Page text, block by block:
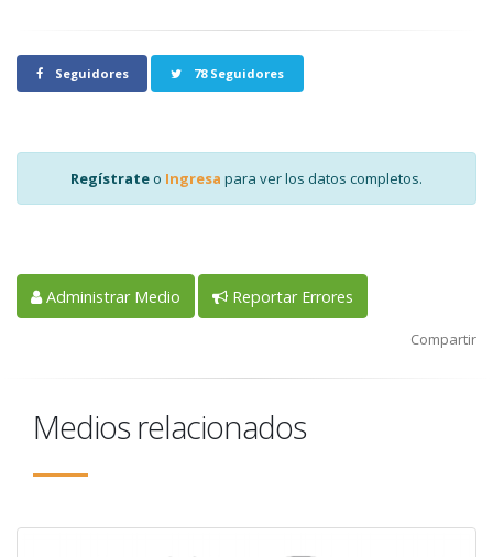
Seguidores 78 Seguidores
Regístrate o Ingresa para ver los datos completos.
Administrar Medio Reportar Errores
Compartir
Medios relacionados